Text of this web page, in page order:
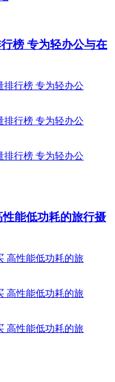
榜 专为轻办公与在
能低功耗的旅行摄